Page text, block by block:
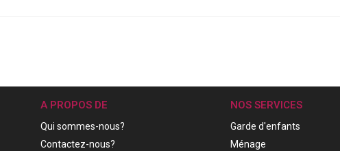
A PROPOS DE
Qui sommes-nous?
Contactez-nous?
NOS SERVICES
Garde d'enfants
Ménage